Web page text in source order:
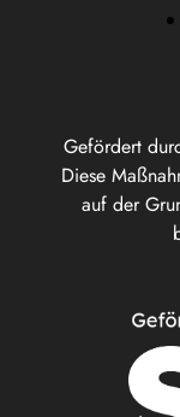
Gefördert
Diese
auf der